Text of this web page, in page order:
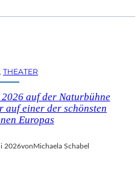
, THEATER
auf der Naturbühne
auf einer der schönsten
Europas
2026von Michaela Schabel